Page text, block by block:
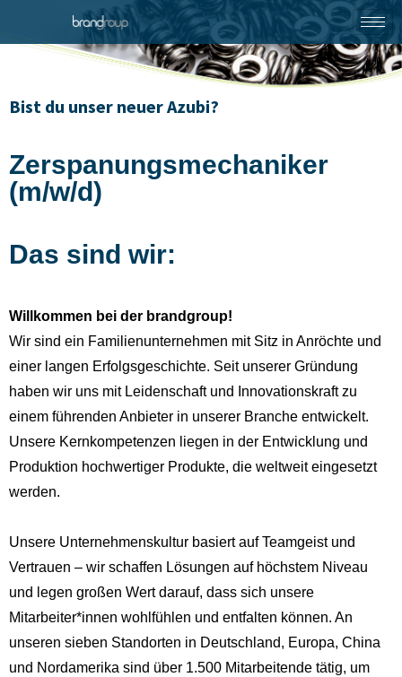
Bist du unser neuer Azubi?
Zerspanungsmechaniker
(m/w/d)
Das sind wir:
Willkommen bei der brandgroup!
Wir sind ein Familienunternehmen mit Sitz in Anröchte und
einer langen Erfolgsgeschichte. Seit unserer Gründung
haben wir uns mit Leidenschaft und Innovationskraft zu
einem führenden Anbieter in unserer Branche entwickelt.
Unsere Kernkompetenzen liegen in der Entwicklung und
Produktion hochwertiger Produkte, die weltweit eingesetzt
werden.
Unsere Unternehmenskultur basiert auf Teamgeist und
Vertrauen – wir schaffen Lösungen auf höchstem Niveau
und legen großen Wert darauf, dass sich unsere
Mitarbeiter*innen wohlfühlen und entfalten können. An
unseren sieben Standorten in Deutschland, Europa, China
und Nordamerika sind über 1.500 Mitarbeitende tätig, um